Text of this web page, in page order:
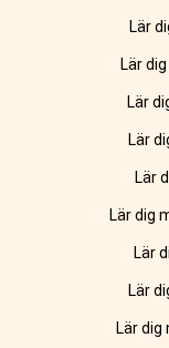
Lär
Lär
Lär
Lär
Lär
Lär dig
Lär
Lär
Lär dig